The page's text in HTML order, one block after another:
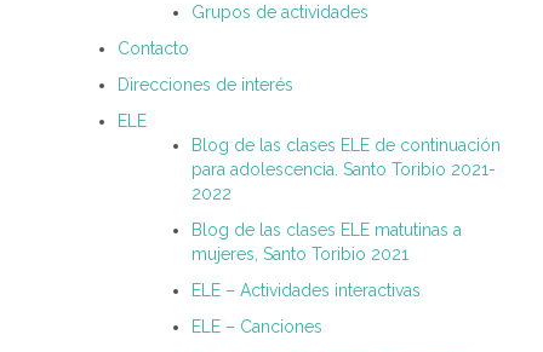
Grupos de actividades
Contacto
Direcciones de interés
ELE
Blog de las clases ELE de continuación
para adolescencia. Santo Toribio 2021-
2022
Blog de las clases ELE matutinas a
mujeres, Santo Toribio 2021
ELE – Actividades interactivas
ELE – Canciones